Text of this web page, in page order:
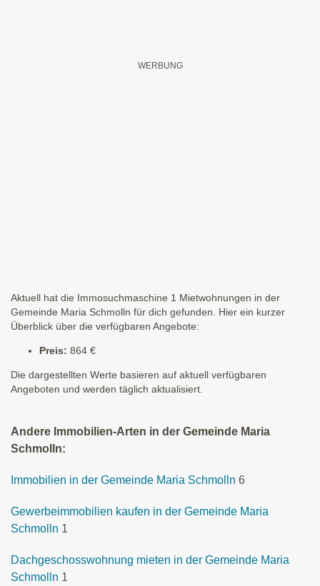
Aktuell hat die Immosuchmaschine 1 Mietwohnungen in der
Gemeinde Maria Schmolln für dich gefunden. Hier ein kurzer
Überblick über die verfügbaren Angebote:
Preis: 864 €
Die dargestellten Werte basieren auf aktuell verfügbaren
Angeboten und werden täglich aktualisiert.
Andere Immobilien-Arten in der Gemeinde Maria
Schmolln:
Immobilien in der Gemeinde Maria Schmolln 6
Gewerbeimmobilien kaufen in der Gemeinde Maria
Schmolln 1
Dachgeschosswohnung mieten in der Gemeinde Maria
Schmolln 1